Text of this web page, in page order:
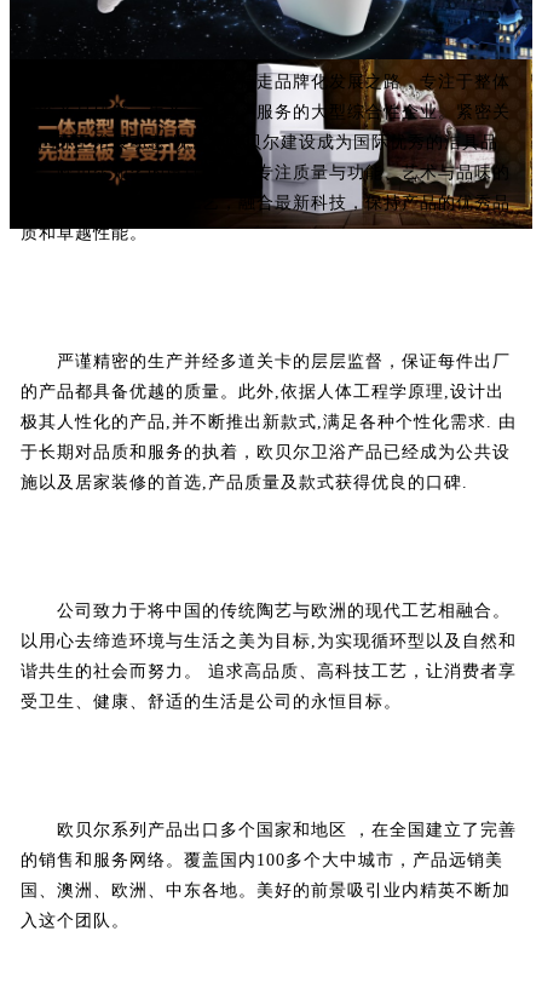
公司成立以来，一直坚持走品牌化发展之路，专注于整体
卫浴产品研发，生产、销售、服务的大型综合性企业。紧密关
注国际卫浴展动态,锐意将欧贝尔建设成为国际优秀的洁具品
牌。欧贝尔知名的设计师团队专注质量与功能、艺术与品味的
完美结合，发扬精湛工艺，融合最新科技，保持产品的优秀品
质和卓越性能。
严谨精密的生产并经多道关卡的层层监督，保证每件出厂
的产品都具备优越的质量。此外,依据人体工程学原理,设计出
极其人性化的产品,并不断推出新款式,满足各种个性化需求. 由
于长期对品质和服务的执着，欧贝尔卫浴产品已经成为公共设
施以及居家装修的首选,产品质量及款式获得优良的口碑.
公司致力于将中国的传统陶艺与欧洲的现代工艺相融合。
以用心去缔造环境与生活之美为目标,为实现循环型以及自然和
谐共生的社会而努力。 追求高品质、高科技工艺，让消费者享
受卫生、健康、舒适的生活是公司的永恒目标。
欧贝尔系列产品出口多个国家和地区 ，在全国建立了完善
的销售和服务网络。覆盖国内100多个大中城市，产品远销美
国、澳洲、欧洲、中东各地。美好的前景吸引业内精英不断加
入这个团队。